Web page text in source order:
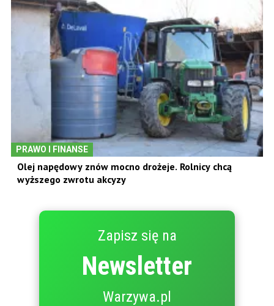
PRAWO I FINANSE
Olej napędowy znów mocno drożeje. Rolnicy chcą
wyższego zwrotu akcyzy
Zapisz się na
Newsletter
Warzywa.pl